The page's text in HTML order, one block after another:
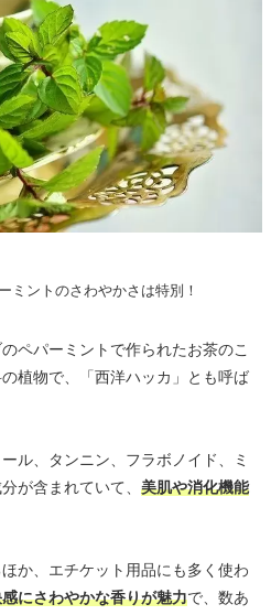
ミントのさわやかさは特別！
ペパーミントで作られたお茶のこ
植物で、「西洋ハッカ」とも呼ば
ル、タンニン、フラボノイド、ミ
が含まれていて、 美肌や消化機能
か、エチケット用品にも多く使わ
にさわやかな香りが魅力で、数あ